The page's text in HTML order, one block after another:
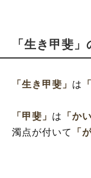
「生き甲斐
「生き甲斐」 は
「甲斐」 は 「か
濁点が付いて
「